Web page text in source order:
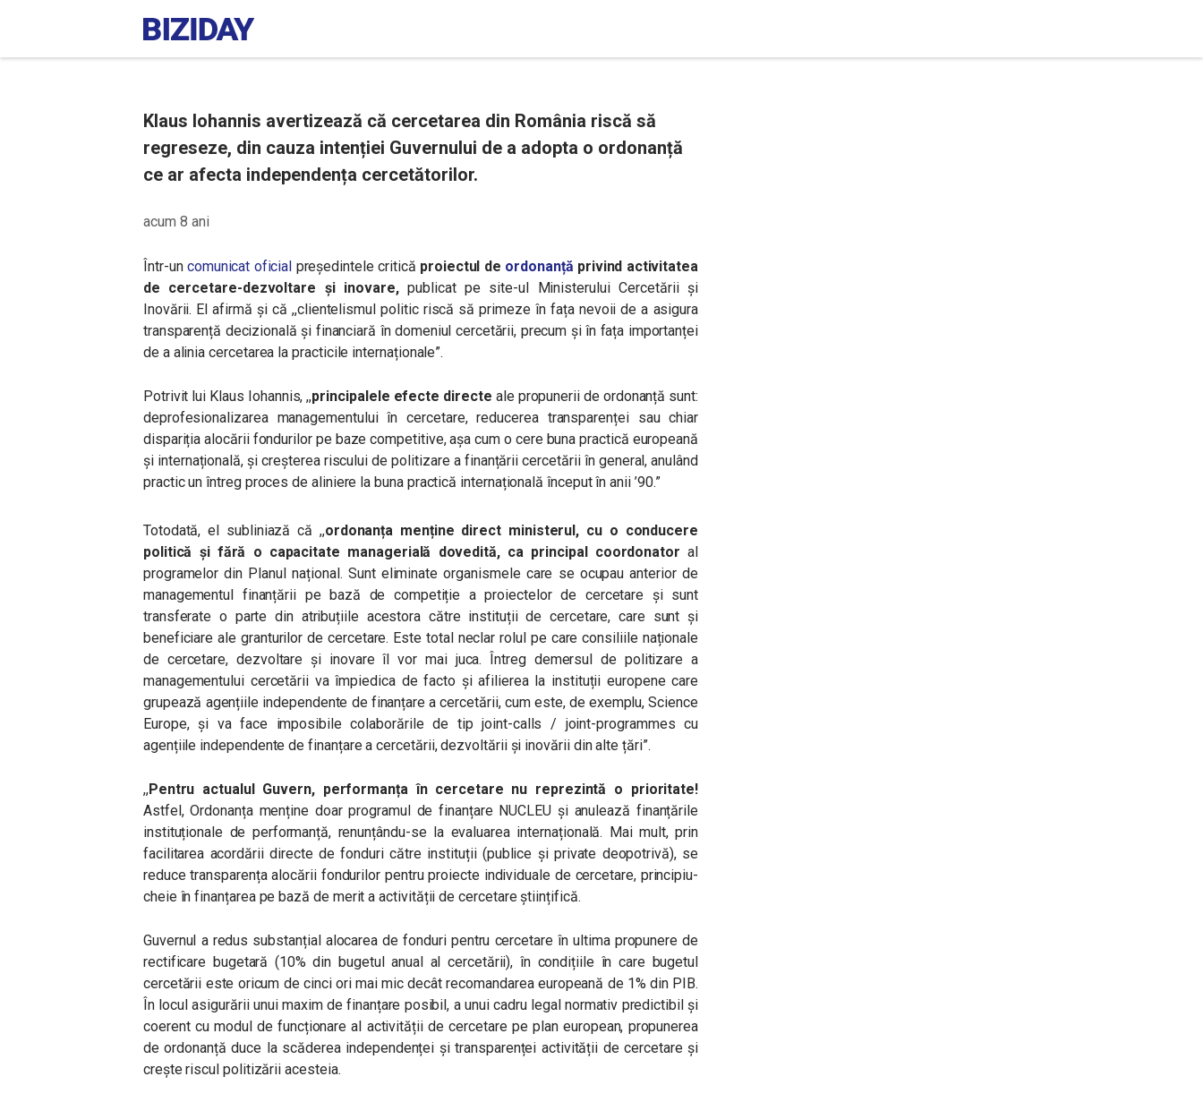
Klaus Iohannis avertizează că cercetarea din România riscă să
regreseze, din cauza intenției Guvernului de a adopta o ordonanță
ce ar afecta independența cercetătorilor.
acum 8 ani
Într-un comunicat oficial președintele critică proiectul de ordonanță privind activitatea
de cercetare-dezvoltare și inovare,publicat pe site-ul Ministerului Cercetării și
Inovării. El afirmă și că ,,clientelismul politic riscă să primeze în fața nevoii de a asigura
transparență decizională și financiară în domeniul cercetării, precum și în fața importanței
de a alinia cercetarea la practicile internaționale”.
Potrivit lui Klaus Iohannis, ,,principalele efecte directe ale propunerii de ordonanță sunt:
deprofesionalizarea managementului în cercetare, reducerea transparenței sau chiar
dispariția alocării fondurilor pe baze competitive, așa cum o cere buna practică europeană
și internațională, și creșterea riscului de politizare a finanțării cercetării în general, anulând
practic un întreg proces de aliniere la buna practică internațională început în anii ’90.”
Totodată, el subliniază că ,,ordonanța menține direct ministerul, cu o conducere
politică și fără o capacitate managerială dovedită, ca principal coordonator al
programelor din Planul național. Sunt eliminate organismele care se ocupau anterior de
managementul finanțării pe bază de competiție a proiectelor de cercetare și sunt
transferate o parte din atribuțiile acestora către instituții de cercetare, care sunt și
beneficiare ale granturilor de cercetare. Este total neclar rolul pe care consiliile naționale
de cercetare, dezvoltare și inovare îl vor mai juca. Întreg demersul de politizare a
managementului cercetării va împiedica de facto și afilierea la instituții europene care
grupează agențiile independente de finanțare a cercetării, cum este, de exemplu, Science
Europe, și va face imposibile colaborările de tip joint-calls / joint-programmes cu
agențiile independente de finanțare a cercetării, dezvoltării și inovării din alte țări”.
,,Pentru actualul Guvern, performanța în cercetare nu reprezintă o prioritate!
Astfel, Ordonanța menține doar programul de finanțare NUCLEU și anulează finanțările
instituționale de performanță, renunțându-se la evaluarea internațională. Mai mult, prin
facilitarea acordării directe de fonduri către instituții (publice și private deopotrivă), se
reduce transparența alocării fondurilor pentru proiecte individuale de cercetare, principiu-
cheie în finanțarea pe bază de merit a activității de cercetare științifică.
Guvernul a redus substanțial alocarea de fonduri pentru cercetare în ultima propunere de
rectificare bugetară (10% din bugetul anual al cercetării), în condițiile în care bugetul
cercetării este oricum de cinci ori mai mic decât recomandarea europeană de 1% din PIB.
În locul asigurării unui maxim de finanțare posibil, a unui cadru legal normativ predictibil și
coerent cu modul de funcționare al activității de cercetare pe plan european, propunerea
de ordonanță duce la scăderea independenței și transparenței activității de cercetare și
crește riscul politizării acesteia.